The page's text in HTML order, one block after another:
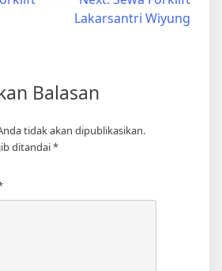
Lakarsantri Wiyung
Balasan
tidak akan dipublikasikan.
ditandai*